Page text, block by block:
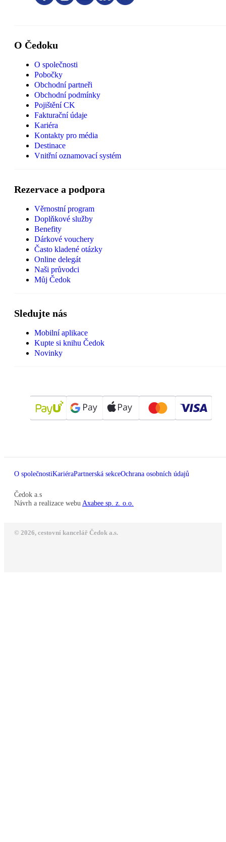
O Čedoku
O společnosti
Pobočky
Obchodní partneři
Obchodní podmínky
Pojištění CK
Fakturační údaje
Kariéra
Kontakty pro média
Destinace
Vnitřní oznamovací systém
Rezervace a podpora
Věrnostní program
Doplňkové služby
Benefity
Dárkové vouchery
Často kladené otázky
Online delegát
Naši průvodci
Můj Čedok
Sledujte nás
Mobilní aplikace
Kupte si knihu Čedok
Novinky
O společnostiKariéraPartnerská sekceOchrana osobních údajů
Čedok a.s
Návrh a realizace webu Axabee sp. z. o.o.
© 2026, cestovní kancelář Čedok a.s.